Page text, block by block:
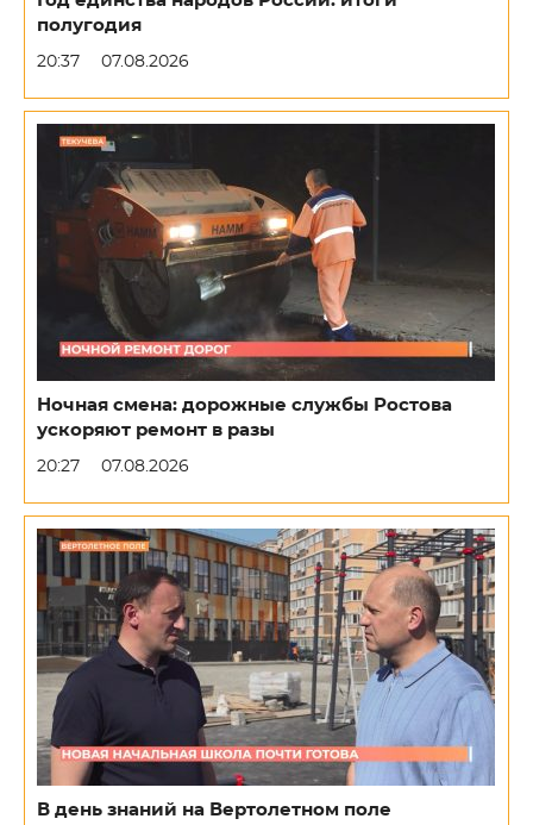
полугодия
20:37 07.08.2026
Ночная смена: дорожные службы Ростова
ускоряют ремонт в разы
20:27 07.08.2026
В день знаний на Вертолетном поле